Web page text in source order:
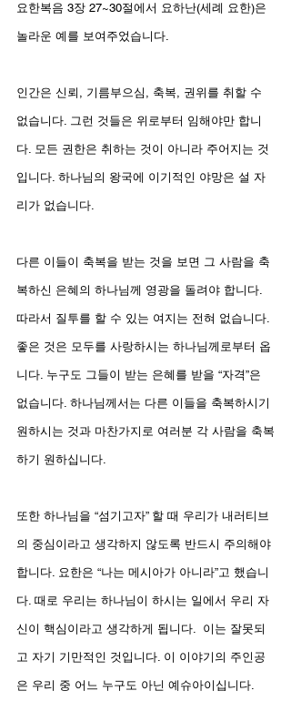
요한복음 3장 27~30절에서 요하난(세례 요한)은
놀라운 예를 보여주었습니다.
인간은 신뢰, 기름부으심, 축복, 권위를 취할 수
없습니다. 그런 것들은 위로부터 임해야만 합니
다. 모든 권한은 취하는 것이 아니라 주어지는 것
입니다. 하나님의 왕국에 이기적인 야망은 설 자
리가 없습니다.
다른 이들이 축복을 받는 것을 보면 그 사람을 축
복하신 은혜의 하나님께 영광을 돌려야 합니다.
따라서 질투를 할 수 있는 여지는 전혀 없습니다.
좋은 것은 모두를 사랑하시는 하나님께로부터 옵
니다. 누구도 그들이 받는 은혜를 받을 “자격”은
없습니다. 하나님께서는 다른 이들을 축복하시기
원하시는 것과 마찬가지로 여러분 각 사람을 축복
하기 원하십니다.
또한 하나님을 “섬기고자” 할 때 우리가 내러티브
의 중심이라고 생각하지 않도록 반드시 주의해야
합니다. 요한은 “나는 메시아가 아니라”고 했습니
다. 때로 우리는 하나님이 하시는 일에서 우리 자
신이 핵심이라고 생각하게 됩니다.  이는 잘못되
고 자기 기만적인 것입니다. 이 이야기의 주인공
은 우리 중 어느 누구도 아닌 예슈아이십니다.